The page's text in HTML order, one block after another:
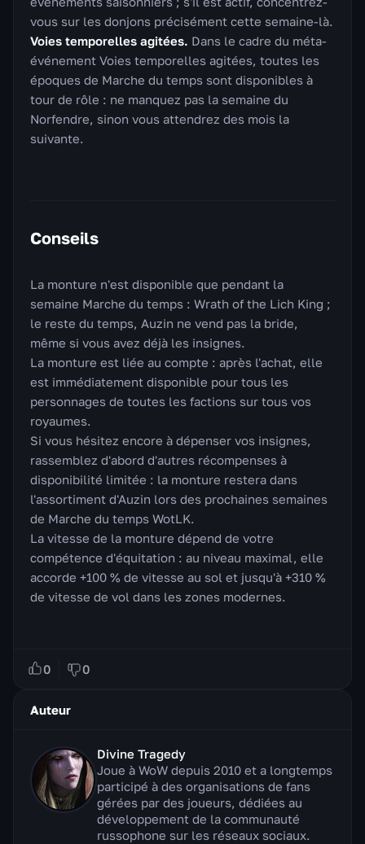
vous sur les donjons précisément cette semaine-là.
Voies temporelles agitées. Dans le cadre du méta-
événement Voies temporelles agitées, toutes les
époques de Marche du temps sont disponibles à
tour de rôle : ne manquez pas la semaine du
Norfendre, sinon vous attendrez des mois la
suivante.
Conseils
La monture n'est disponible que pendant la
semaine Marche du temps : Wrath of the Lich King ;
le reste du temps, Auzin ne vend pas la bride,
même si vous avez déjà les insignes.
La monture est liée au compte : après l'achat, elle
est immédiatement disponible pour tous les
personnages de toutes les factions sur tous vos
royaumes.
Si vous hésitez encore à dépenser vos insignes,
rassemblez d'abord d'autres récompenses à
disponibilité limitée : la monture restera dans
l'assortiment d'Auzin lors des prochaines semaines
de Marche du temps WotLK.
La vitesse de la monture dépend de votre
compétence d'équitation : au niveau maximal, elle
accorde +100 % de vitesse au sol et jusqu'à +310 %
de vitesse de vol dans les zones modernes.
0 0
Auteur
Divine Tragedy
Joue à WoW depuis 2010 et a longtemps
participé à des organisations de fans
gérées par des joueurs, dédiées au
développement de la communauté
russophone sur les réseaux sociaux.